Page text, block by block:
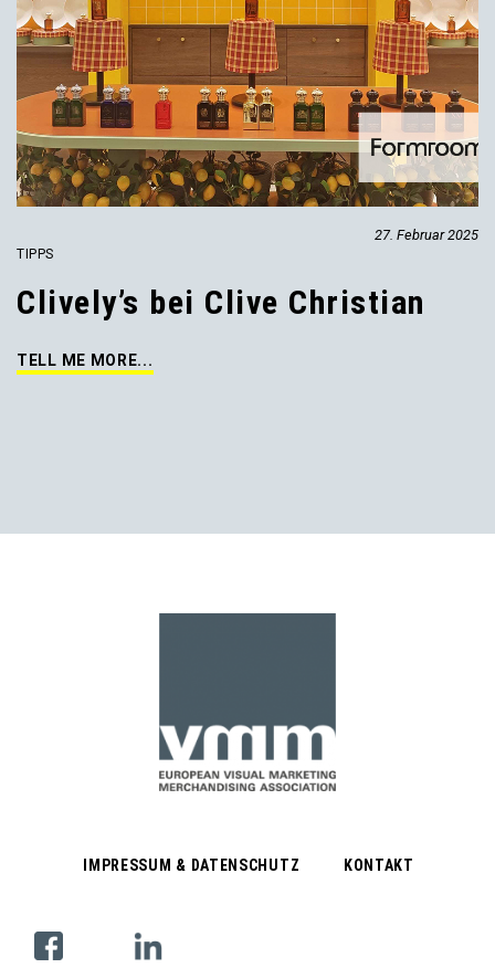
27. Februar 2025
TIPPS
Clively’s bei Clive Christian
TELL ME MORE...
IMPRESSUM & DATENSCHUTZ KONTAKT